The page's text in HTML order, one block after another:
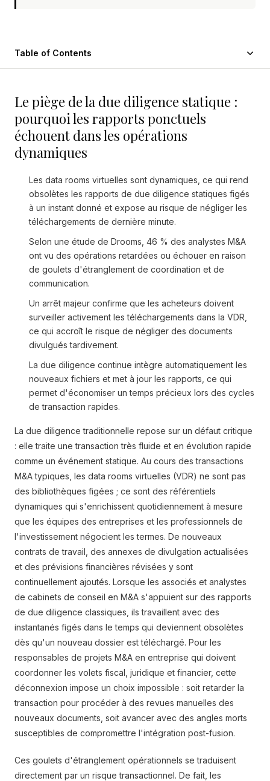
Table of Contents
Le piège de la due diligence statique :
pourquoi les rapports ponctuels
échouent dans les opérations
dynamiques
Les data rooms virtuelles sont dynamiques, ce qui rend
obsolètes les rapports de due diligence statiques figés
à un instant donné et expose au risque de négliger les
téléchargements de dernière minute.
Selon une étude de Drooms, 46 % des analystes M&A
ont vu des opérations retardées ou échouer en raison
de goulets d'étranglement de coordination et de
communication.
Un arrêt majeur confirme que les acheteurs doivent
surveiller activement les téléchargements dans la VDR,
ce qui accroît le risque de négliger des documents
divulgués tardivement.
La due diligence continue intègre automatiquement les
nouveaux fichiers et met à jour les rapports, ce qui
permet d'économiser un temps précieux lors des cycles
de transaction rapides.
La due diligence traditionnelle repose sur un défaut critique
: elle traite une transaction très fluide et en évolution rapide
comme un événement statique. Au cours des transactions
M&A typiques, les data rooms virtuelles (VDR) ne sont pas
des bibliothèques figées ; ce sont des référentiels
dynamiques qui s'enrichissent quotidiennement à mesure
que les équipes des entreprises et les professionnels de
l'investissement négocient les termes. De nouveaux
contrats de travail, des annexes de divulgation actualisées
et des prévisions financières révisées y sont
continuellement ajoutés. Lorsque les associés et analystes
de cabinets de conseil en M&A s'appuient sur des rapports
de due diligence classiques, ils travaillent avec des
instantanés figés dans le temps qui deviennent obsolètes
dès qu'un nouveau dossier est téléchargé. Pour les
responsables de projets M&A en entreprise qui doivent
coordonner les volets fiscal, juridique et financier, cette
déconnexion impose un choix impossible : soit retarder la
transaction pour procéder à des revues manuelles des
nouveaux documents, soit avancer avec des angles morts
susceptibles de compromettre l'intégration post-fusion.
Ces goulets d'étranglement opérationnels se traduisent
directement par un risque transactionnel. De fait, les